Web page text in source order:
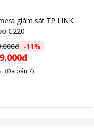
giám sát TP LINK
C220
-11%
(Đã bán 7)